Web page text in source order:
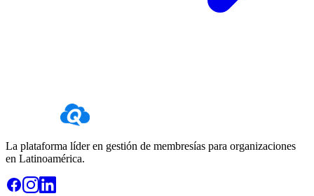
La plataforma líder en gestión de membresías para organizaciones
en Latinoamérica.